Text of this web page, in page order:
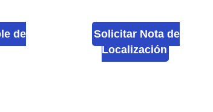
de
Solicitar Nota de
Localización